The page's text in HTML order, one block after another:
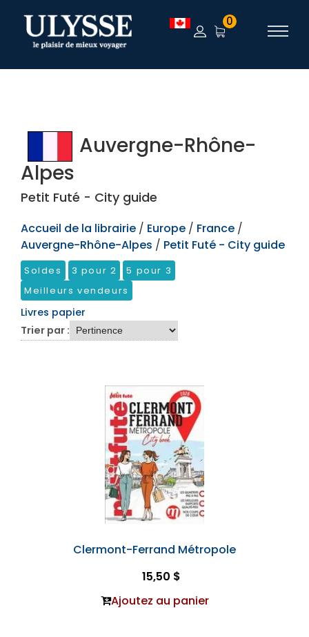
TEST 0
Auvergne-Rhône-
Alpes
Petit Futé - City guide
Accueil de la librairie / Europe / France /
Auvergne-Rhône-Alpes / Petit Futé - City guide
Soldes 3 pour 2
5 pour 3
Meilleurs vendeurs
Livres papier
Trier par :
Clermont-Ferrand Métropole
15,50 $
Ajoutez au panier